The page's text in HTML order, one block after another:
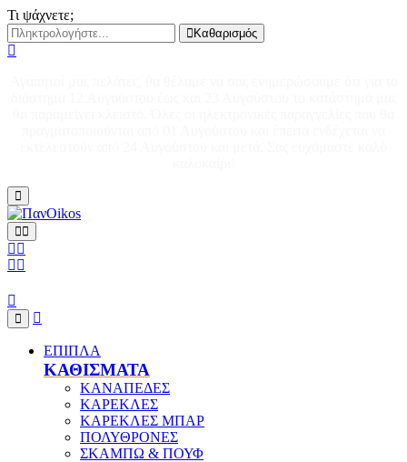
Τι ψάχνετε;
Καθαρισμός
ΕΠΙΠΛΑ
ΚΑΘΙΣΜΑΤΑ
ΚΑΝΑΠΕΔΕΣ
ΚΑΡΕΚΛΕΣ
ΚΑΡΕΚΛΕΣ ΜΠΑΡ
ΠΟΛΥΘΡΟΝΕΣ
ΣΚΑΜΠΩ & ΠΟΥΦ